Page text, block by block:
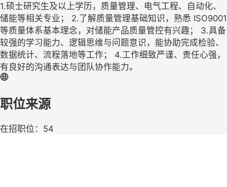
1.硕士研究生及以上学历，质量管理、电气工程、自动化、
储能等相关专业； 2.了解质量管理基础知识，熟悉 ISO9001
等质量体系基本理念，对储能产品质量管控有兴趣； 3.具备
较强的学习能力、逻辑思维与问题意识，能协助完成检验、
数据统计、流程落地等工作； 4.工作细致严谨、责任心强，
有良好的沟通表达与团队协作能力。
职位来源
在招职位：54